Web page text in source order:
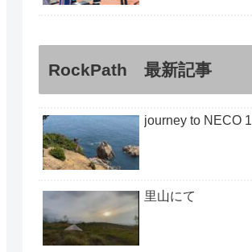
RockPath 最新記事
journey to NECO 1
里山にて